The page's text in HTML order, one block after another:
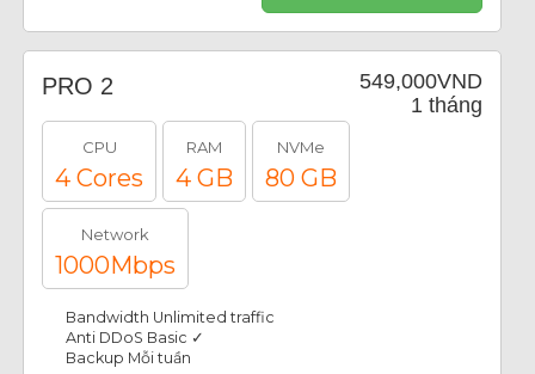
549,000VND
1 tháng
PRO 2
CPU
4 Cores
RAM
4 GB
NVMe
80 GB
Network
1000Mbps
Bandwidth Unlimited traffic
Anti DDoS Basic ✓
Backup Mỗi tuần